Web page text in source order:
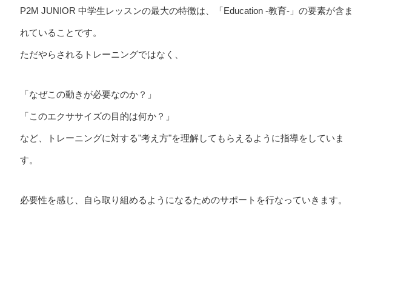
P2M JUNIOR 中学生レッスンの最大の特徴は、「Education -教育-」の要素が含ま
れていることです。
ただやらされるトレーニングではなく、
「なぜこの動きが必要なのか？」
「このエクササイズの目的は何か？」
など、トレーニングに対する"考え方"を理解してもらえるように指導をしていま
す。
必要性を感じ、自ら取り組めるようになるためのサポートを行なっていきます。